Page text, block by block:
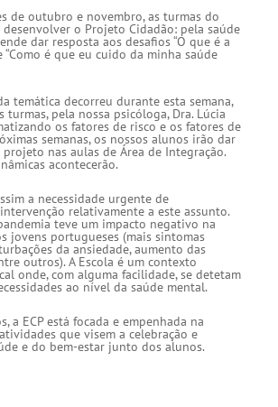
de outubro e novembro, as turmas do
desenvolver o Projeto Cidadão: pela saúde
dar resposta aos desafios “O que é a
“Como é que eu cuido da minha saúde
temática decorreu durante esta semana,
turmas, pela nossa psicóloga, Dra. Lúcia
os fatores de risco e os fatores de
semanas, os nossos alunos irão dar
nas aulas de Área de Integração.
acontecerão.
a necessidade urgente de
relativamente a este assunto.
teve um impacto negativo na
jovens portugueses (mais sintomas
da ansiedade, aumento das
outros). A Escola é um contexto
onde, com alguma facilidade, se detetam
ao nível da saúde mental.
a ECP está focada e empenhada na
que visem a celebração e
e do bem-estar junto dos alunos.